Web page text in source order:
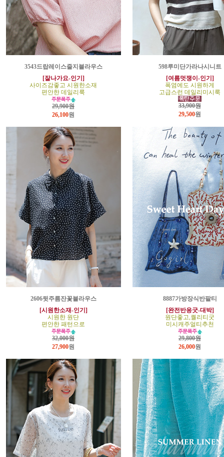
3543드랍레이스줄지블라우스
[잘나가요-인기]
사이즈감좋고 시원한소재
편안한 데일리룩
29,900원
26,100원
598루미단가라나시니트
[여름멋쟁이-인기]
폭염에도 시원하게
고급스런 데일리미시룩
33,900원
29,500원
2606뒷주름잔꽃블라우스
[시원한소재-인기]
시원한 원단
편안한 패턴으로
32,000원
27,900원
8887가방장식반팔티
[완전반응굿-대박]
원단좋고,퀄리티굿
미시캐주얼티추천
29,800원
26,000원